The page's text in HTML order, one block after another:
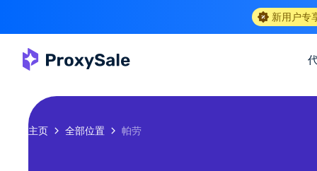
新用户专
主页 全部位置 帕劳